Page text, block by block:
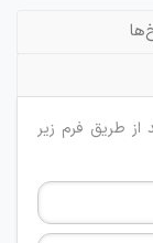
از طریق فرم زیر